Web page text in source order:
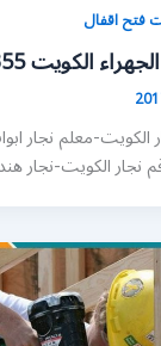
فتح اقفال
الكويت 52227355
الكويت-معلم نجار
نجار الكويت-نجار